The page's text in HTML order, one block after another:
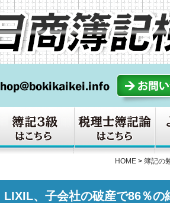
HOME > 簿記の
LIXIL、子会社の破産で86％の